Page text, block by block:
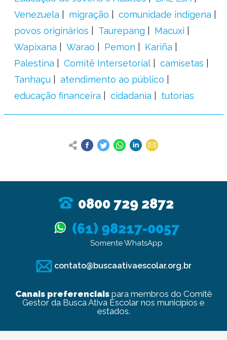
Venezuela
migração
comunidade indígena
povos originários
Taurepang
Macuxi
Wapixana
Warao Pemon
Kariña
Palestina
Comitê Intersetorial
camisetas
Tanhaçu
atendimento ao público
educação financeira
cidadania tutorias
0800 729 2872
(61) 98217-0057
Somente WhatsApp
contato@buscaativaescolar.org.br
Canais preferenciaispara membros do Comitê
Gestor da Busca Ativa Escolar nos municípios e
estados.